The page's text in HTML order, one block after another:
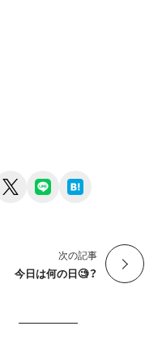
facebook line
次の記事
今日は何の日🧐？